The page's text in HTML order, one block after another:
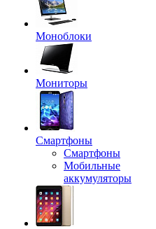
Моноблоки
Мониторы
Смартфоны
Смартфоны
Мобильные
аккумуляторы